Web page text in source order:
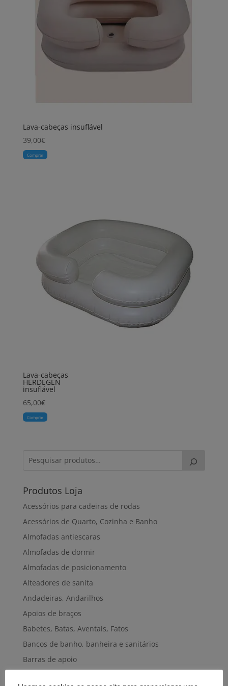
Lava-cabeças insuflável
39,00€
Comprar
Lava-cabeças
HERDEGEN
insuflável
65,00€
Comprar
Produtos Loja
Acessórios para cadeiras de rodas
Acessórios de Quarto, Cozinha e Banho
Almofadas antiescaras
Almofadas de dormir
Almofadas de posicionamento
Alteadores de sanita
Andadeiras, Andarilhos
Apoios de braços
Babetes, Batas, Aventais, Fatos
Bancos de banho, banheira e sanitários
Barras de apoio